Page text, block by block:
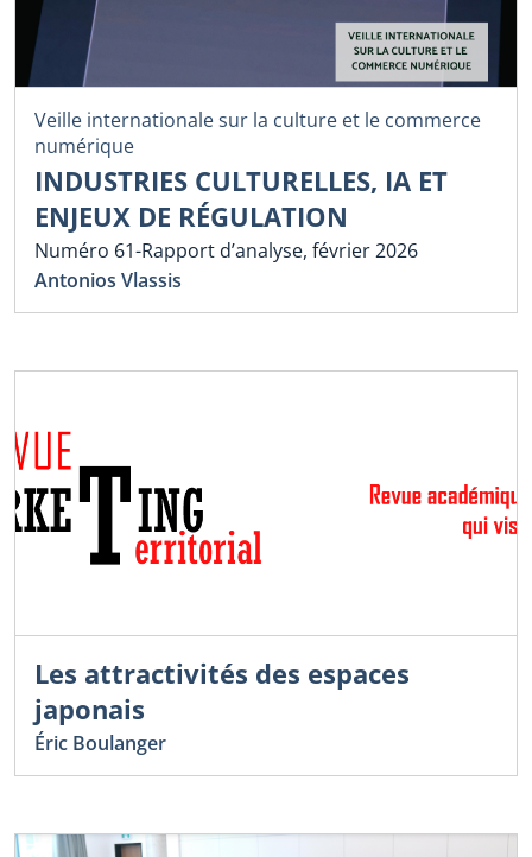
Veille internationale sur la culture et le commerce
numérique
INDUSTRIES CULTURELLES, IA ET
ENJEUX DE RÉGULATION
Numéro 61-Rapport d’analyse, février 2026
Antonios Vlassis
Les attractivités des espaces
japonais
Éric Boulanger